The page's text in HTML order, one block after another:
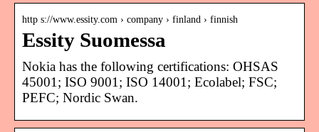
http s://www.essity.com › company › finland › finnish
Essity Suomessa
Nokia has the following certifications: OHSAS
45001; ISO 9001; ISO 14001; Ecolabel; FSC;
PEFC; Nordic Swan.